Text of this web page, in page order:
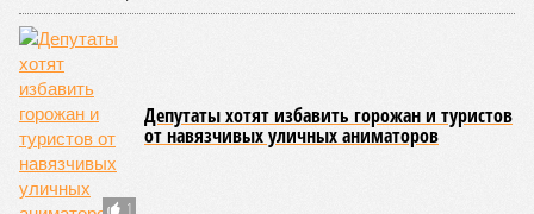
1
Депутаты хотят избавить горожан и туристов
от навязчивых уличных аниматоров